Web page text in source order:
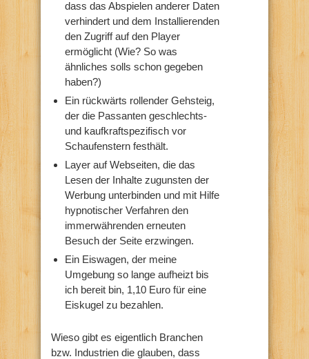
dass das Abspielen anderer Daten
verhindert und dem Installierenden
den Zugriff auf den Player
ermöglicht (Wie? So was
ähnliches solls schon gegeben
haben?)
Ein rückwärts rollender Gehsteig,
der die Passanten geschlechts-
und kaufkraftspezifisch vor
Schaufenstern festhält.
Layer auf Webseiten, die das
Lesen der Inhalte zugunsten der
Werbung unterbinden und mit Hilfe
hypnotischer Verfahren den
immerwährenden erneuten
Besuch der Seite erzwingen.
Ein Eiswagen, der meine
Umgebung so lange aufheizt bis
ich bereit bin, 1,10 Euro für eine
Eiskugel zu bezahlen.
Wieso gibt es eigentlich Branchen
bzw. Industrien die glauben, dass